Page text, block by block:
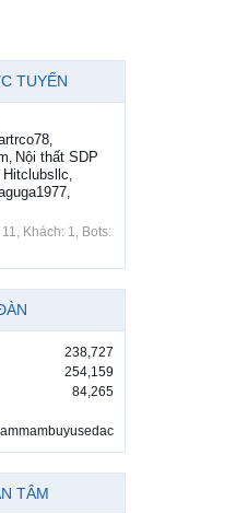
TUYẾN
,
, Nội thất SDP
Hitclubsllc,
,
Khách: 1, Bots:
238,727
254,159
84,265
TÂM